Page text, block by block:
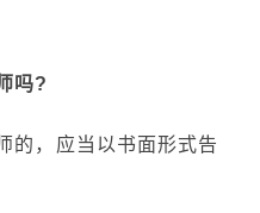
吗?
的，应当以书面形式告